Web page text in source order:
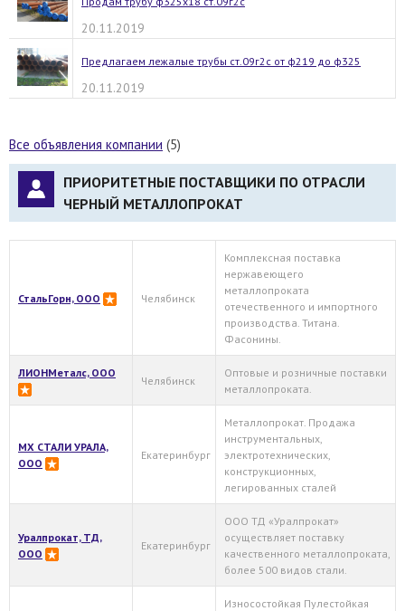
20.11.2019
Предлагаем лежалые трубы ст.09г2с от ф219 до ф325
20.11.2019
Все объявления компании (5)
ПРИОРИТЕТНЫЕ ПОСТАВЩИКИ ПО ОТРАСЛИ
ЧЕРНЫЙ МЕТАЛЛОПРОКАТ
СтальГорн, ООО Челябинск
Комплексная поставка
нержавеющего
металлопроката
отечественного и импортного
производства. Титана.
Фасонины.
ЛИОНМеталс, ООО
Челябинск
Оптовые и розничные поставки
металлопроката.
МХ СТАЛИ УРАЛА,
ООО
Екатеринбург
Металлопрокат. Продажа
инструментальных,
электротехнических,
конструкционных,
легированных сталей
Уралпрокат, ТД,
ООО
Екатеринбург
ООО ТД «Уралпрокат»
осуществляет поставку
качественного металлопроката,
более 500 видов стали.
Износостойкая Пулестойкая